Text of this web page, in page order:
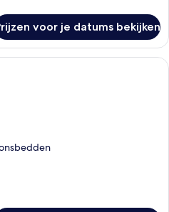
voor je datums bekijken
Een groot bed met een paars